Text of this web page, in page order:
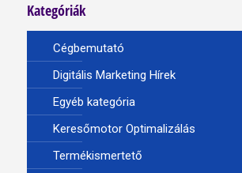
Kategóriák
Cégbemutató
Digitális Marketing Hírek
Egyéb kategória
Keresőmotor Optimalizálás
Termékismertető